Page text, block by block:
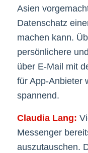
Asien
Datenschatz
machen kann.
persönlichere
über E-Mail mit
für App-Anbieter
spannend.
Claudia Lang:
Messenger
auszutauschen.